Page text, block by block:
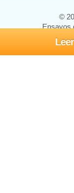
©
Ensayos